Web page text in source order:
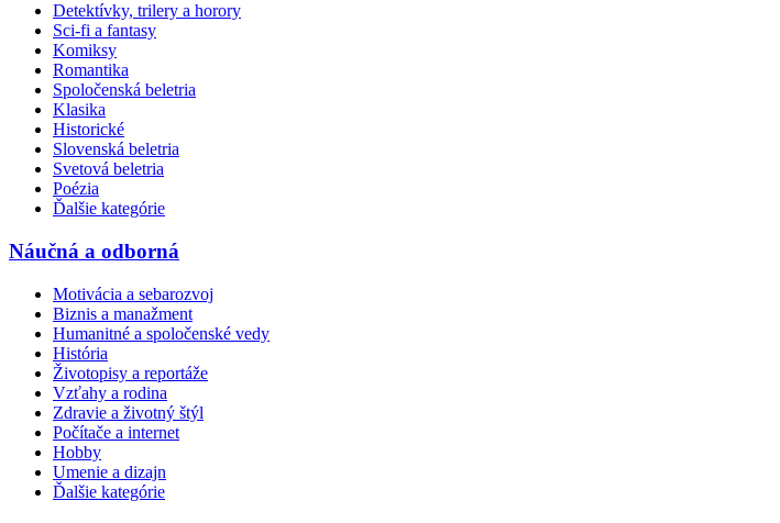
Detektívky, trilery a horory
Sci-fi a fantasy
Komiksy
Romantika
Spoločenská beletria
Klasika
Historické
Slovenská beletria
Svetová beletria
Poézia
Ďalšie kategórie
Náučná a odborná
Motivácia a sebarozvoj
Biznis a manažment
Humanitné a spoločenské vedy
História
Životopisy a reportáže
Vzťahy a rodina
Zdravie a životný štýl
Počítače a internet
Hobby
Umenie a dizajn
Ďalšie kategórie